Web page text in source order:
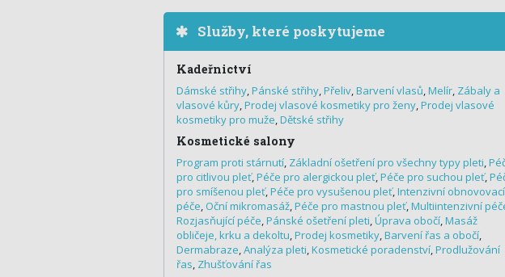
Služby, které poskytujeme
Kadeřnictví
Dámské střihy,Pánské střihy,Přeliv,Barvení vlasů,Melír, Zábaly a
vlasové kůry,Prodej vlasové kosmetiky pro ženy,Prodej vlasové
kosmetiky pro muže,Dětské střihy
Kosmetické salony
Program proti stárnutí, Základní ošetření pro všechny typy pleti,
pro citlivou pleť,Péče pro alergickou pleť,Péče pro suchou pleť,
pro smíšenou pleť,Péče pro vysušenou pleť,Intenzivní obnovovací
péče, Oční mikromasáž,Péče pro mastnou pleť,Multiintenzivní
Rozjasňující péče,Pánské ošetření pleti,Úprava obočí,Masáž
obličeje, krku a dekoltu,Prodej kosmetiky,Barvení řas a obočí,
Dermabraze,Analýza pleti,Kosmetické poradenství,Prodlužování
řas, Zhušťování řas